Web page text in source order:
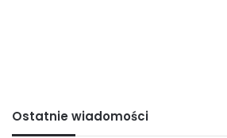
Ostatnie wiadomości